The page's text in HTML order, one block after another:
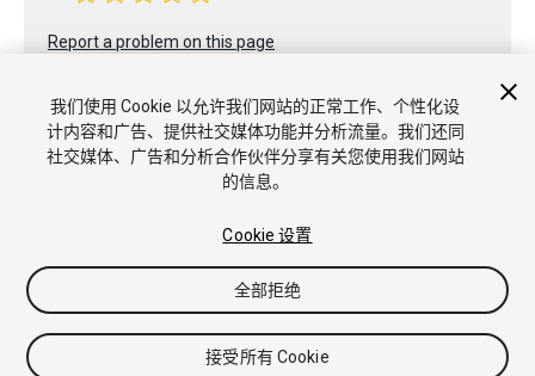
Report a problem on this page
Copyright © 2022 Unity Technologies. Publication 2022.1
论坛 Asset Store
法律条款
隐私政策 Cookie
不要出售或分享我的个人信息
我们使用 Cookie 以允许我们网站的正常工作、个性化设
计内容和广告、提供社交媒体功能并分析流量。我们还同
社交媒体、广告和分析合作伙伴分享有关您使用我们网站
的信息。
Cookie 设置
全部拒绝
接受所有 Cookie